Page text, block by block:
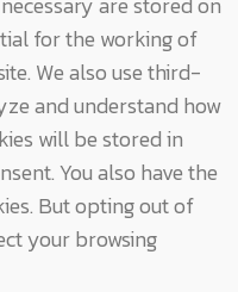
for the working of
We also use third-
and understand how
will be stored in
You also have the
But opting out of
your browsing